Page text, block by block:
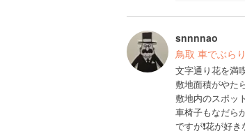
snnnnao
鳥取 車でぶら
文字通り花を満
敷地面積がやた
敷地内のスポッ
車椅子もなだら
ですが❗️花が好